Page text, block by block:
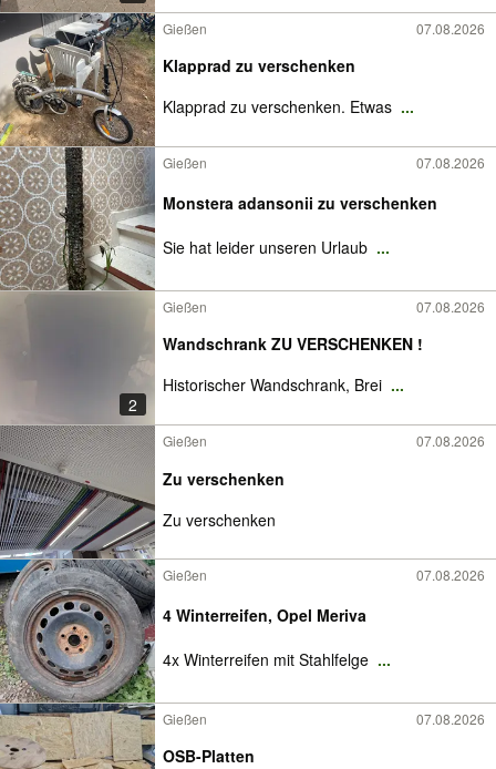
Gießen 07.08.2026
Klapprad zu verschenken
Klapprad zu verschenken. Etwas ...
Gießen 07.08.2026
Monstera adansonii zu verschenken
Sie hat leider unseren Urlaub ...
2
Gießen 07.08.2026
Wandschrank ZU VERSCHENKEN !
Historischer Wandschrank, Brei ...
Gießen 07.08.2026
Zu verschenken
Zu verschenken
Gießen 07.08.2026
4 Winterreifen, Opel Meriva
4x Winterreifen mit Stahlfelge ...
Gießen 07.08.2026
OSB-Platten